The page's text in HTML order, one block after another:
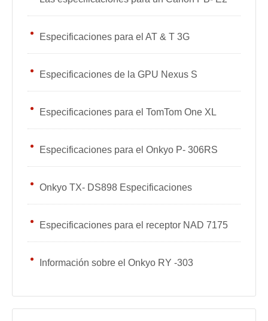
Especificaciones para el AT & T 3G
Especificaciones de la GPU Nexus S
Especificaciones para el TomTom One XL
Especificaciones para el Onkyo P- 306RS
Onkyo TX- DS898 Especificaciones
Especificaciones para el receptor NAD 7175
Información sobre el Onkyo RY -303